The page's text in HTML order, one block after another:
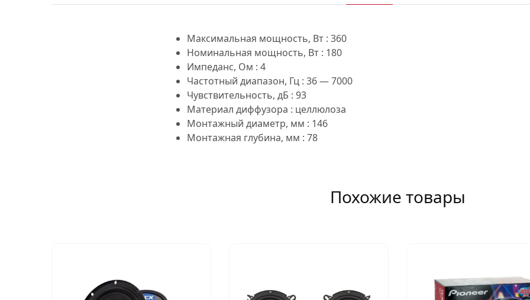
Максимальная мощность, Вт : 360
Номинальная мощность, Вт : 180
Импеданс, Ом : 4
Частотный диапазон, Гц : 36 — 7000
Чувствительность, дБ : 93
Материал диффузора : целлюлоза
Монтажный диаметр, мм : 146
Монтажная глубина, мм : 78
Похожие товары